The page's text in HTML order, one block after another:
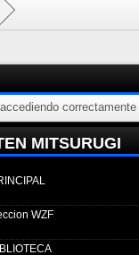
MITSURUGI
WZF